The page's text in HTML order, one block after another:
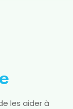
les aider à